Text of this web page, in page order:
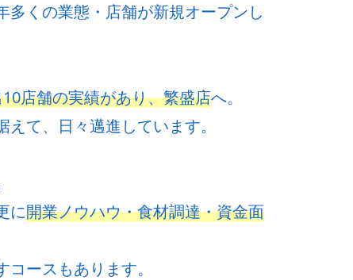
多くの業態・店舗が新規オープンし
店舗の実績があり、繁盛店へ。
て、日々邁進しています。
に開業ノウハウ・食材調達・資金面
ースもあります。